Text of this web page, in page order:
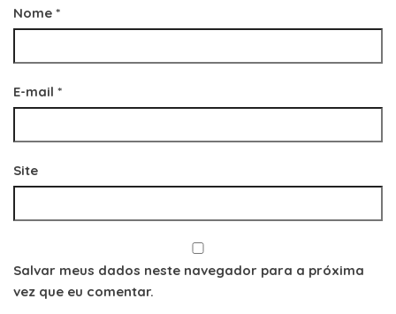
Nome *
E-mail *
Site
Salvar meus dados neste navegador para a próxima
vez que eu comentar.